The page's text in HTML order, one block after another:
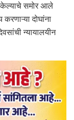
केल्याचे समोर आले
दोघांना
न्यायालयीन